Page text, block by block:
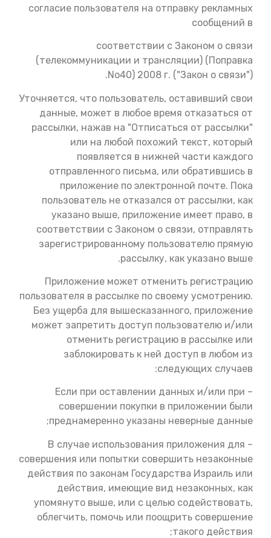
согласие пользователя на отправку рекламных
сообщений в
соответствии с Законом о связи
(телекоммуникации и трансляции) (Поправка
No40) 2008 г. ("Закон о связи").
Уточняется, что пользователь, оставивший свои
данные, может в любое время отказаться от
рассылки, нажав на "Отписаться от рассылки"
или на любой похожий текст, который
появляется в нижней части каждого
отправленного письма, или обратившись в
приложение по электронной почте. Пока
пользователь не отказался от рассылки, как
указано выше, приложение имеет право, в
соответствии с Законом о связи, отправлять
зарегистрированному пользователю прямую
рассылку, как указано выше.
Приложение может отменить регистрацию
пользователя в рассылке по своему усмотрению.
Без ущерба для вышесказанного, приложение
может запретить доступ пользователю и/или
отменить регистрацию в рассылке или
заблокировать к ней доступ в любом из
следующих случаев:
– Если при оставлении данных и/или при
совершении покупки в приложении были
преднамеренно указаны неверные данные;
– В случае использования приложения для
совершения или попытки совершить незаконные
действия по законам Государства Израиль или
действия, имеющие вид незаконных, как
упомянуто выше, или с целью содействовать,
облегчить, помочь или поощрить совершение
такого действия;